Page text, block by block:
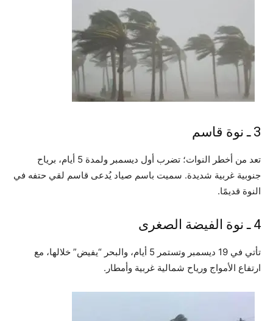
3 ـ نوة قاسم
تعد من أخطر النوات؛ تضرب أول ديسمبر ولمدة 5 أيام، برياح
جنوبية غربية شديدة. سميت باسم صياد يُدعى قاسم لقي حتفه في
النوة قديمًا.
4 ـ نوة الفيضة الصغرى
تأتي في 19 ديسمبر وتستمر 5 أيام، والبحر “يفيض” خلالها، مع
ارتفاع الأمواج ورياح شمالية غربية وأمطار.